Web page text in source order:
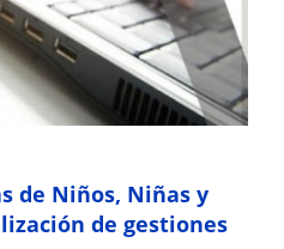
de Niños, Niñas y
de gestiones